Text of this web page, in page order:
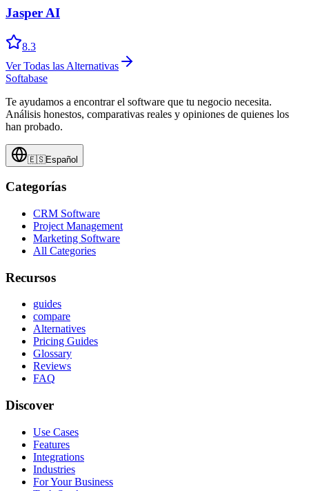
Jasper AI
8.3
Ver Todas las Alternativas
Softabase
Te ayudamos a encontrar el software que tu negocio necesita.
Análisis honestos, comparativas reales y opiniones de quienes los
han probado.
🇪🇸Español
Categorías
CRM Software
Project Management
Marketing Software
All Categories
Recursos
guides
compare
Alternatives
Pricing Guides
Glossary
Reviews
FAQ
Discover
Use Cases
Features
Integrations
Industries
For Your Business